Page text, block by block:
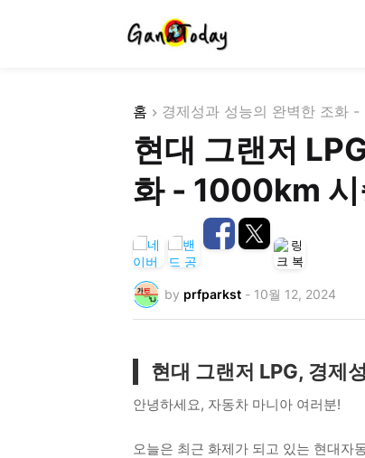
홈 경제성과 성능의 완벽한 조화
현대 그랜저
화 - 1000km 시
by prfparkst - 10월 12, 2024
현대 그랜저 LPG, 경제
안녕하세요, 자동차 마니아 여러분!
오늘은 최근 화제가 되고 있는 현대자